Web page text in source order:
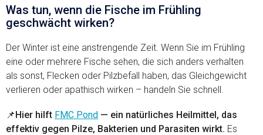
Was tun, wenn die Fische im Frühling
geschwächt wirken?
Der Winter ist eine anstrengende Zeit. Wenn Sie im Frühling
eine oder mehrere Fische sehen, die sich anders verhalten
als sonst, Flecken oder Pilzbefall haben, das Gleichgewicht
verlieren oder apathisch wirken – handeln Sie schnell.
📌Hier hilft FMC Pond — ein natürliches Heilmittel, das
effektiv gegen Pilze, Bakterien und Parasiten wirkt. Es